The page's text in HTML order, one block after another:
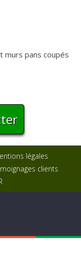
murs pans coupés
légales
clients